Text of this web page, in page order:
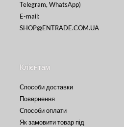
Telegram, WhatsApp)
E-mail:
SHOP@ENTRADE.COM.UA
Клієнтам
Способи доставки
Повернення
Способи оплати
Як замовити товар під